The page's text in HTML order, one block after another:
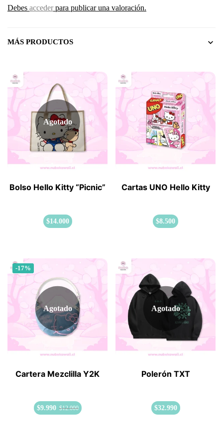
Debes accederpara publicar una valoración.
MÁS PRODUCTOS
Agotado
Bolso Hello Kitty “Picnic”
$14.000
Cartas UNO Hello Kitty
$8.500
-17%
Agotado
Cartera Mezclilla Y2K
$9.990 $12.000
Agotado
Polerón TXT
$32.990